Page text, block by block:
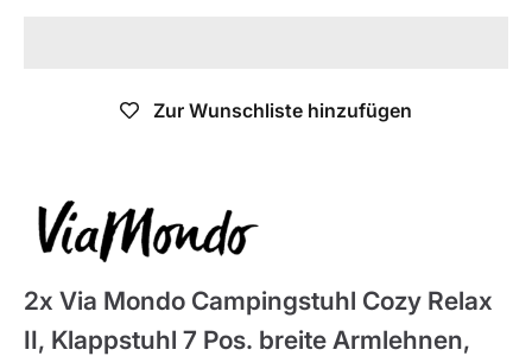
Zur Wunschliste hinzufügen
2x Via Mondo Campingstuhl Cozy Relax
II, Klappstuhl 7 Pos. breite Armlehnen,